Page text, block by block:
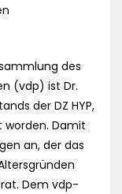
des
(vdp) ist Dr.
der DZ HYP,
Damit
an, der das
Dem vdp-